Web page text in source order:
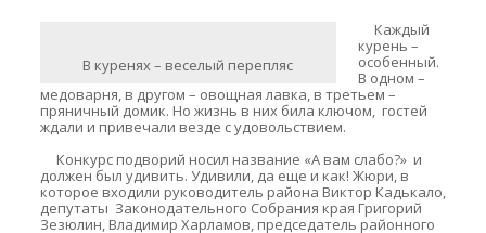
В куренях – веселый перепляс
Каждый
курень –
особенный.
В одном –
медоварня, в другом – овощная лавка, в третьем –
пряничный домик. Но жизнь в них била ключом, гостей
ждали и привечали везде с удовольствием.
Конкурс подворий носил название «А вам слабо?» и
должен был удивить. Удивили, да еще и как! Жюри, в
которое входили руководитель района Виктор Кадькало,
депутаты Законодательного Собрания края Григорий
Зезюлин, Владимир Харламов, председатель районного